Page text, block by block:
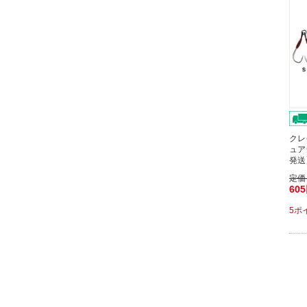
ク
ュ
発送
定
605
5ポ